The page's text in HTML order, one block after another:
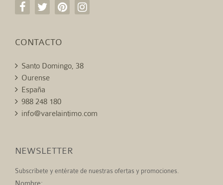
CONTACTO
Santo Domingo, 38
Ourense
España
988 248 180
info@varelaintimo.com
NEWSLETTER
Subscríbete y entérate de nuestras ofertas y promociones.